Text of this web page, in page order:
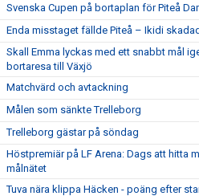
Svenska Cupen på bortaplan för Piteå
Enda misstaget fällde Piteå – Ikidi skadad
Skall Emma lyckas med ett snabbt mål
bortaresa till Växjö
Matchvärd och avtackning
Målen som sänkte Trelleborg
Trelleborg gästar på söndag
Höstpremiär på LF Arena: Dags att hitta
målnätet
Tuva nära klippa Häcken - poäng efter